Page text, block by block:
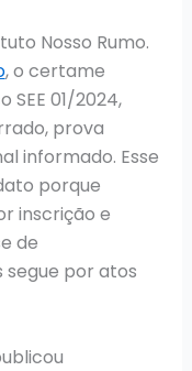
Nosso Rumo.
, o certame
01/2024,
prova
informado. Esse
porque
inscrição e
de
por atos